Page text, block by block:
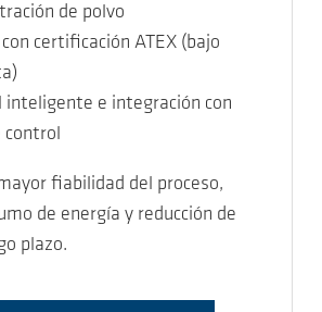
de polvo
con certificación ATEX (bajo
inteligente e integración con
control
fiabilidad del proceso,
de energía y reducción de
plazo.